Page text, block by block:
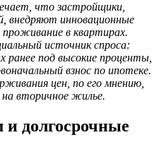
что застройщики,
внедряют инновационные
в квартирах.
источник спроса:
ранее под высокие проценты,
взнос по ипотеке.
цен, по его мнению,
вторичное жилье.
долгосрочные